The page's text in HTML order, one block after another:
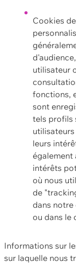
Cookies
utilisateur
fonctions,
sont
tels profils
leurs
également
intérêts
où nous
de
dans
ou dans le
Informations sur
sur laquelle nous